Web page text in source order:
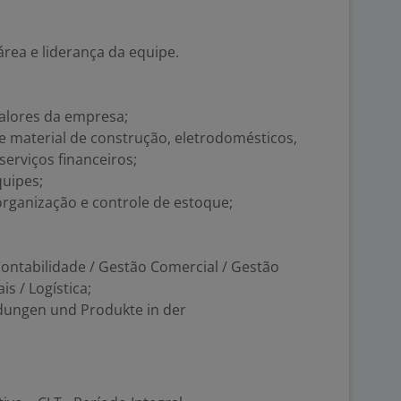
e liderança da equipe.
da empresa;
material de construção, eletrodomésticos,
financeiros;
e controle de estoque;
/ Gestão Comercial / Gestão
/ Logística;
und Produkte in der